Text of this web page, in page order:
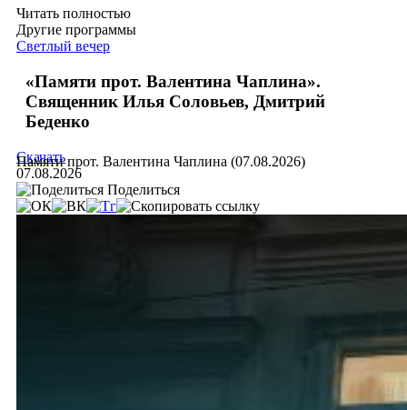
Читать полностью
Другие программы
Светлый вечер
«Памяти прот. Валентина Чаплина».
Священник Илья Соловьев, Дмитрий
Беденко
Памяти прот. Валентина Чаплина (07.08.2026)
Скачать
07.08.2026
Поделиться